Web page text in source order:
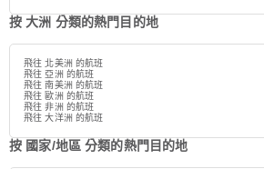
按 大洲 分類的熱門目的地
飛往 北美洲 的航班
飛往 亞洲 的航班
飛往 南美洲 的航班
飛往 歐洲 的航班
飛往 非洲 的航班
飛往 大洋洲 的航班
按 國家/地區 分類的熱門目的地